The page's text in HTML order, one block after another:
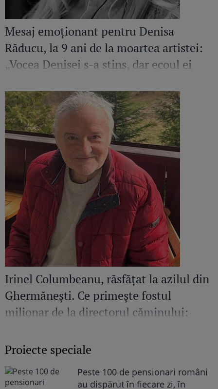
Mesaj emoționant pentru Denisa
Răducu, la 9 ani de la moartea artistei:
„Vocea Denisei s-a stins, dar ecoul ei
Irinel Columbeanu, răsfățat la azilul din
Ghermănești. Ce primește fostul
milionar de la directorul căminului:
Proiecte speciale
Peste 100 de pensionari români
au dispărut în fiecare zi, în